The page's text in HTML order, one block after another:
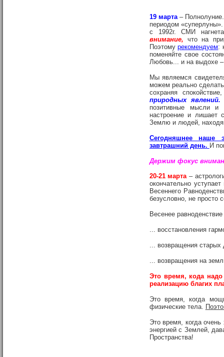
19 марта– Полнолуние.
периодом
с 1992г. СМИ
внимание,что на
Поэтомурекомендуем:
поменяйте свое
Любовь... и на выдохе
Мы являемся
можем реально
сохраняя
природных явлений.
позитивные мысли и
настроение и лишает
Землю и людей,
Сегодняшнее наше
завтрашний день. И
Держим фокус
20-21 марта –
окончательно
Весеннего
безусловно, не просто
Весенее
... восстановления
... возвращения
... возвращения на
Это время, кода
реализацию благих
Это время, когда
физические тела.
Это время, когда
энергией с Землей,
Пространства!